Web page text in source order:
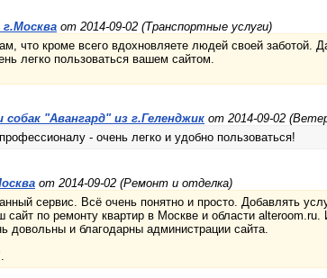
от 2014-09-02 (Транспортные услуги)
что кроме всего вдохновляете людей своей заботой.
легко пользоваться вашем сайтом.
собак "Авангард" из г.Геленджик от 2014-09-02
- очень легко и удобно пользоваться!
от 2014-09-02 (Ремонт и отделка)
сервис. Всё очень понятно и просто. Добавлять
по ремонту квартир в Москве и области alteroom.ru.
довольны и благодарны администрации сайта.